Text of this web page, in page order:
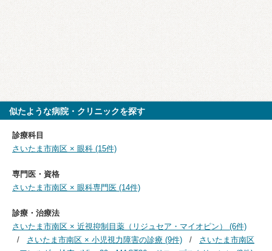
似たような病院・クリニックを探す
診療科目
さいたま市南区 × 眼科 (15件)
専門医・資格
さいたま市南区 × 眼科専門医 (14件)
診療・治療法
さいたま市南区 × 近視抑制目薬（リジュセア・マイオピン） (6件)
さいたま市南区 × 小児視力障害の診療 (9件)
さいたま市南区